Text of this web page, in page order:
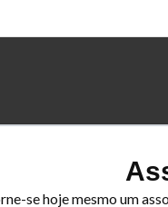
se hoje mesmo um